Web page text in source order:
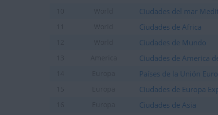
Ciudades del mar
Ciudades de Africa
Ciudades de Mundo
Ciudades de America
Países de la Unión
Ciudades de Europa
Ciudades de Asia